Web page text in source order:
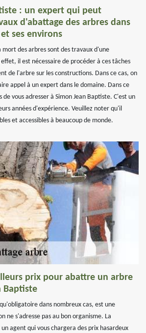
: un expert qui peut
d'abattage des arbres dans
ses environs
mort des arbres sont des travaux d'une
il est nécessaire de procéder à ces tâches
de l'arbre sur les constructions. Dans ce cas, on
appel à un expert dans le domaine. Dans ce
de vous adresser à Simon Jean Baptiste. C'est un
années d'expérience. Veuillez noter qu'il
et accessibles à beaucoup de monde.
prix pour abattre un arbre
Baptiste
dans nombreux cas, est une
ne s'adresse pas au bon organisme. La
agent qui vous chargera des prix hasardeux